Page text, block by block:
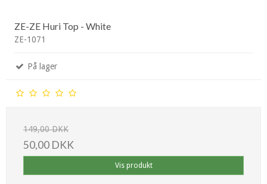
ZE-ZE Huri Top - White
ZE-1071
På lager
149,00 DKK
50,00 DKK
Vis produkt